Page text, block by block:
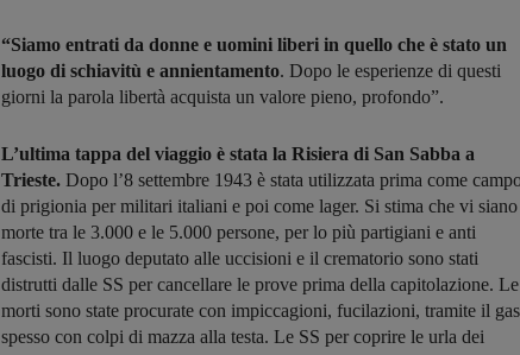
“Siamo entrati da donne e uomini liberi in quello che è stato un
luogo di schiavitù e annientamento. Dopo le esperienze di questi
giorni la parola libertà acquista un valore pieno, profondo”.
L’ultima tappa del viaggio è stata la Risiera di San Sabba a
Trieste. Dopo l’8 settembre 1943 è stata utilizzata prima come
di prigionia per militari italiani e poi come lager. Si stima che vi siano
morte tra le 3.000 e le 5.000 persone, per lo più partigiani e anti
fascisti. Il luogo deputato alle uccisioni e il crematorio sono stati
distrutti dalle SS per cancellare le prove prima della capitolazione. Le
morti sono state procurate con impiccagioni, fucilazioni, tramite il
spesso con colpi di mazza alla testa. Le SS per coprire le urla dei